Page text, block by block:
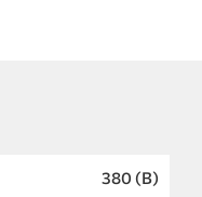
380 (В)